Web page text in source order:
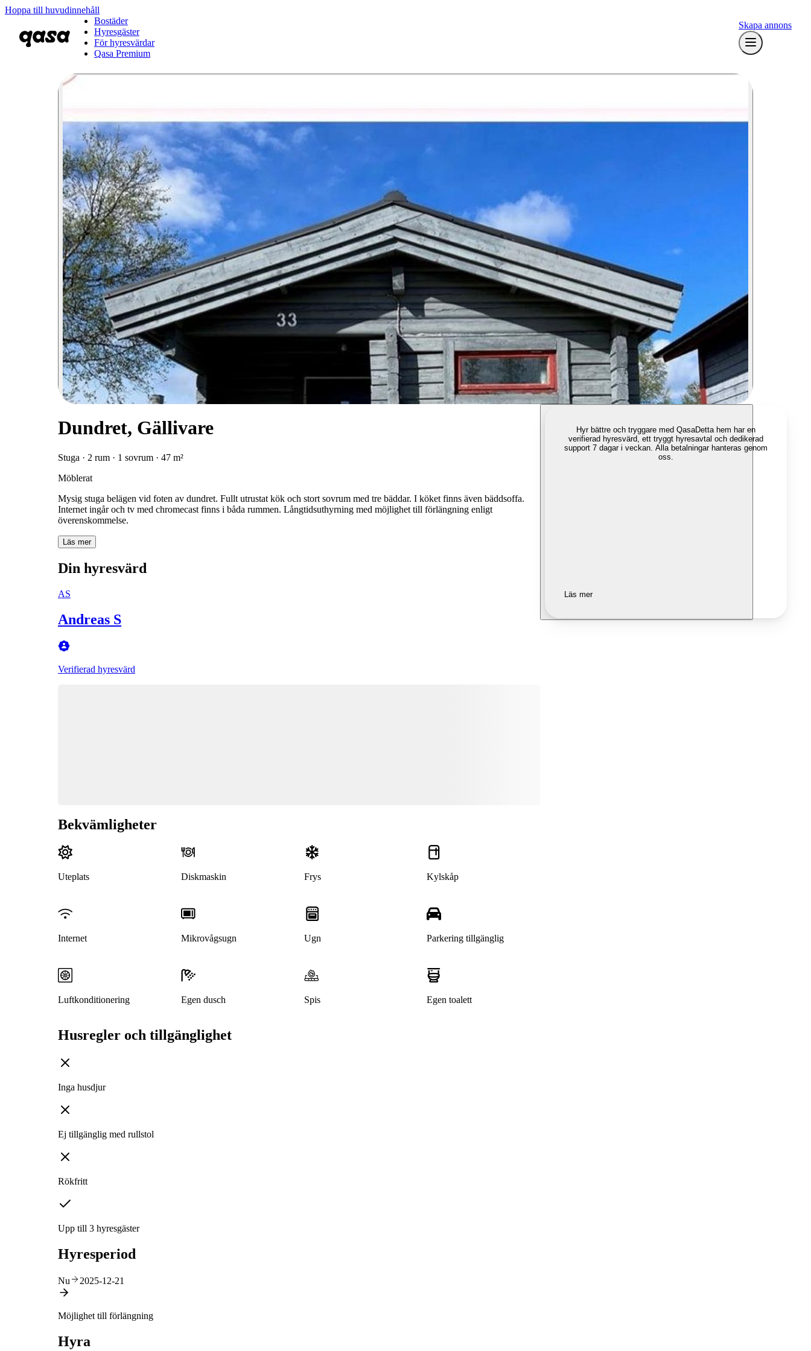
Hoppa till huvudinnehåll
Bostäder
Hyresgäster
För hyresvärdar
Qasa Premium
Skapa annons
Dundret, Gällivare
Stuga · 2 rum · 1 sovrum · 47 m²
Möblerat
Mysig stuga belägen vid foten av dundret. Fullt utrustat kök och stort sovrum med tre bäddar. I köket finns även bäddsoffa.
Internet ingår och tv med chromecast finns i båda rummen. Långtidsuthyrning med möjlighet till förlängning enligt
överenskommelse.
Läs mer
Din hyresvärd
AS
Andreas S
Verifierad hyresvärd
Bekvämligheter
Uteplats Diskmaskin Frys Kylskåp
Internet Mikrovågsugn Ugn Parkering tillgänglig
Luftkonditionering Egen dusch Spis Egen toalett
Husregler och tillgänglighet
Inga husdjur
Ej tillgänglig med rullstol
Rökfritt
Upp till 3 hyresgäster
Hyresperiod
Nu 2025-12-21
Möjlighet till förlängning
Hyra
Hyr bättre och tryggare med QasaDetta hem har en
verifierad hyresvärd, ett tryggt hyresavtal och dedikerad
support 7 dagar i veckan. Alla betalningar hanteras genom
oss.
Läs mer